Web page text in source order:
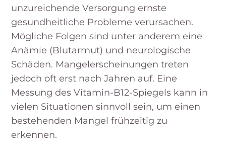
unzureichende Versorgung ernste
gesundheitliche Probleme verursachen.
Mögliche Folgen sind unter anderem eine
Anämie (Blutarmut) und neurologische
Schäden. Mangelerscheinungen treten
jedoch oft erst nach Jahren auf. Eine
Messung des Vitamin-B12-Spiegels kann in
vielen Situationen sinnvoll sein, um einen
bestehenden Mangel frühzeitig zu
erkennen.